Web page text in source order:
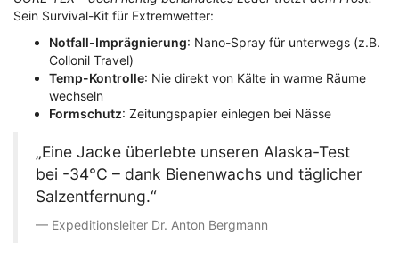
Sein Survival-Kit für Extremwetter:
Notfall-Imprägnierung: Nano-Spray für unterwegs (z.B.
Collonil Travel)
Temp-Kontrolle: Nie direkt von Kälte in warme Räume
wechseln
Formschutz: Zeitungspapier einlegen bei Nässe
„Eine Jacke überlebte unseren Alaska-Test
bei -34°C – dank Bienenwachs und täglicher
Salzentfernung.“
Expeditionsleiter Dr. Anton Bergmann